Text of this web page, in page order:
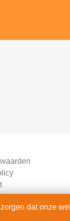
dat onze